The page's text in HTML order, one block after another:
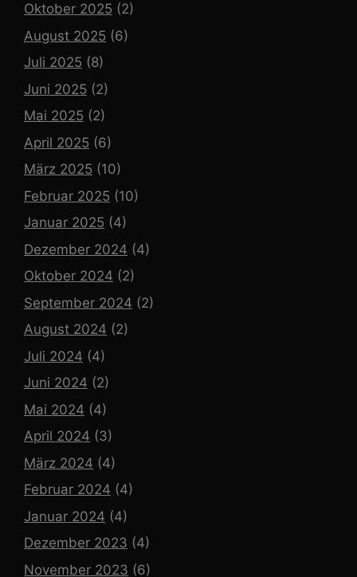
Oktober 2025 (2)
August 2025 (6)
Juli 2025 (8)
Juni 2025 (2)
Mai 2025 (2)
April 2025 (6)
März 2025 (10)
Februar 2025 (10)
Januar 2025 (4)
Dezember 2024 (4)
Oktober 2024 (2)
September 2024 (2)
August 2024 (2)
Juli 2024 (4)
Juni 2024 (2)
Mai 2024 (4)
April 2024 (3)
März 2024 (4)
Februar 2024 (4)
Januar 2024 (4)
Dezember 2023 (4)
November 2023 (6)